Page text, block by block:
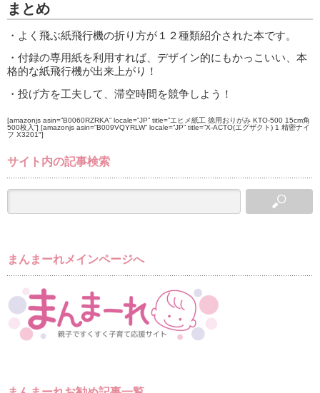
まとめ
・よく飛ぶ紙飛行機の折り方が１２種類紹介された本です。
・付録の専用紙を利用すれば、デザイン的にもかっこいい、本
格的な紙飛行機が出来上がり！
・投げ方を工夫して、滞空時間を競争しよう！
[amazonjs asin=”B0060RZRKA” locale=”JP” title=”エヒメ紙工 徳用おりがみ KTO-500 15cm角
500枚入”] [amazonjs asin=”B009VQYRLW” locale=”JP” title=”X-ACTO(エグザクト) 1 精密ナイ
フ X3201″]
サイト内の記事検索
まんまーれメインページへ